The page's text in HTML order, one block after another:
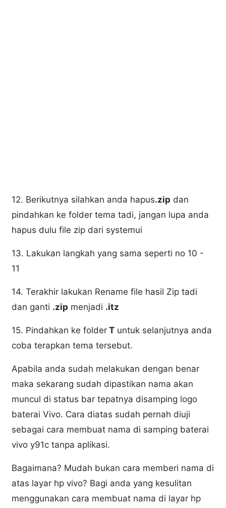
12. Berikutnya silahkan anda hapus.zip dan
pindahkan ke folder tema tadi, jangan lupa anda
hapus dulu file zip dari systemui
13. Lakukan langkah yang sama seperti no 10 -
11
14. Terakhir lakukan Rename file hasil Zip tadi
dan ganti .zip menjadi .itz
15. Pindahkan ke folder T untuk selanjutnya anda
coba terapkan tema tersebut.
Apabila anda sudah melakukan dengan benar
maka sekarang sudah dipastikan nama akan
muncul di status bar tepatnya disamping logo
baterai Vivo. Cara diatas sudah pernah diuji
sebagai cara membuat nama di samping baterai
vivo y91c tanpa aplikasi.
Bagaimana? Mudah bukan cara memberi nama di
atas layar hp vivo? Bagi anda yang kesulitan
menggunakan cara membuat nama di layar hp